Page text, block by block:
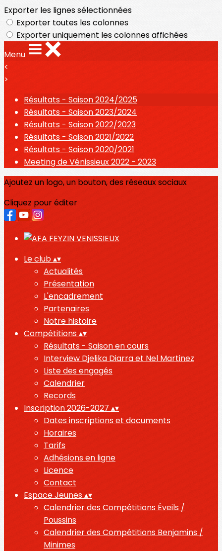
Exporter les lignes sélectionnées
Exporter toutes les colonnes
Exporter uniquement les colonnes affichées
Menu
<
>
Résultats - Saison 2024/2025
Résultats - Saison 2023/2024
Résultats - Saison 2022/2023
Résultats - Saison 2021/2022
Résultats - Saison 2020/2021
Meeting de Vénissieux 2022 - 2023
Ajoutez un logo, un bouton, des réseaux sociaux
Cliquez pour éditer
Le club▴▾
Actualités
Présentation
L'encadrement
Partenaires
Notre histoire
Compétitions▴▾
Résultats - Saison en cours
Interview Djelika Diarra et Nel Martinez
Liste des engagés
Calendrier
Records
Inscription 2026-2027 ▴▾
Dates inscriptions et documents
Horaires
Tarifs
Adhésions en ligne
Licence
Contact
Espace Jeunes▴▾
Calendrier des Compétitions Éveils /
Poussins
Calendrier des Compétitions Benjamins /
Minimes